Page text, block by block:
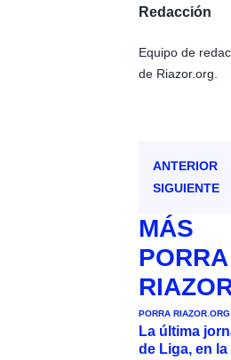
Redacción
Equipo de
de Riazor.org.
ANTERIOR
SIGUIENTE
MÁS
PORRA
PORRA RIAZOR.ORG
La última
de Liga, en la